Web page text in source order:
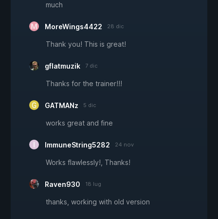
much
MoreWings4422 28 dic
Thank you! This is great!
gflatmuzik 7 dic
Thanks for the trainer!!!
GATMANz 5 dic
works great and fine
ImmuneString5282 24 nov
Works flawlessly!, Thanks!
Raven930 18 lug
thanks, working with old version